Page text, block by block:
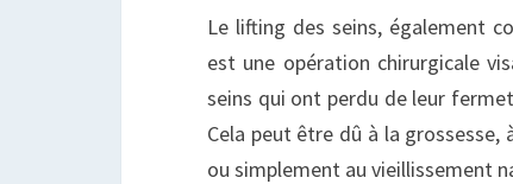
Le lifting des seins, également
est une opération chirurgicale
seins qui ont perdu de leur
Cela peut être dû à la
ou simplement au vieillissement